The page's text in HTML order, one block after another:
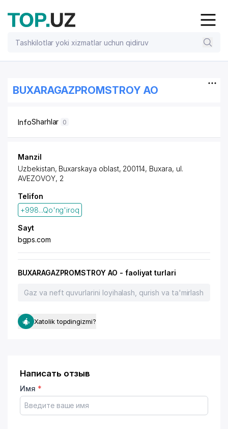
BUXARAGAZPROMSTROY AO
InfoSharhlar 0
Manzil
Uzbekistan, Buxarskaya oblast, 200114, Buxara, ul.
AVEZOVOY, 2
Telifon
+998...Qo'ng'iroq
Sayt
bgps.соm
BUXARAGAZPROMSTROY AO - faoliyat turlari
Gaz va neft quvurlarini loyihalash, qurish va ta'mirlash
Xatolik topdingizmi?
Написать отзыв
Имя *